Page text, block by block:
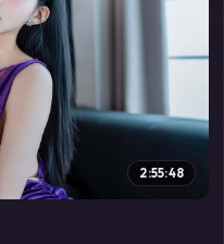
2:55:48